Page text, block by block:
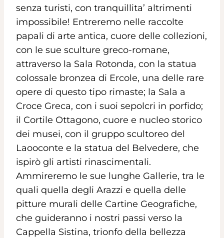
senza turisti, con tranquillita’ altrimenti
impossibile! Entreremo nelle raccolte
papali di arte antica, cuore delle collezioni,
con le sue sculture greco-romane,
attraverso la Sala Rotonda, con la statua
colossale bronzea di Ercole, una delle rare
opere di questo tipo rimaste; la Sala a
Croce Greca, con i suoi sepolcri in porfido;
il Cortile Ottagono, cuore e nucleo storico
dei musei, con il gruppo scultoreo del
Laooconte e la statua del Belvedere, che
ispirò gli artisti rinascimentali.
Ammireremo le sue lunghe Gallerie, tra le
quali quella degli Arazzi e quella delle
pitture murali delle Cartine Geografiche,
che guideranno i nostri passi verso la
Cappella Sistina, trionfo della bellezza